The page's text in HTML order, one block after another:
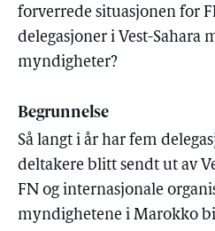
forverrede situasjonen for
delegasjoner i Vest-Sahara
myndigheter?
Begrunnelse
Så langt i år har fem
deltakere blitt sendt ut av
FN og internasjonale
myndighetene i Marokko